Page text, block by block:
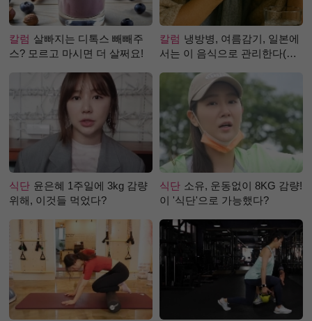
칼럼 살빠지는 디톡스 빼빼주
스? 모르고 마시면 더 살쩌요!
칼럼 냉방병, 여름감기, 일본에
서는 이 음식으로 관리한다(생
식단 윤은혜 1주일에 3kg 감량
위해, 이것들 먹었다?
식단 소유, 운동없이 8KG 감량!
이 '식단'으로 가능했다?